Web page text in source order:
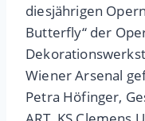
diesjährigen
Butterfly“ der
Wiener Arsenal
Petra Höfinger,